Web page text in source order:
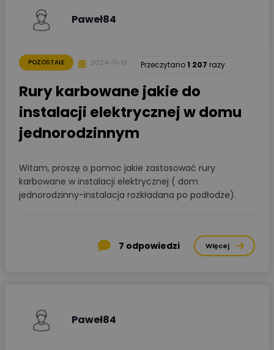
Paweł84
POZOSTAŁE 2024-11-19 Przeczytano1 207 razy
Rury karbowane jakie do
instalacji elektrycznej w domu
jednorodzinnym
Witam, proszę o pomoc jakie zastosować rury
karbowane w instalacji elektrycznej ( dom
jednorodzinny-instalacja rozkładana po podłodze).
7 odpowiedzi Więcej
Paweł84